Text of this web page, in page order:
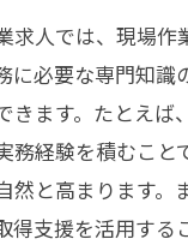
求人では、現場作
に必要な専門知識
きます。たとえば
務経験を積むこと
然と高まります。
得支援を活用する